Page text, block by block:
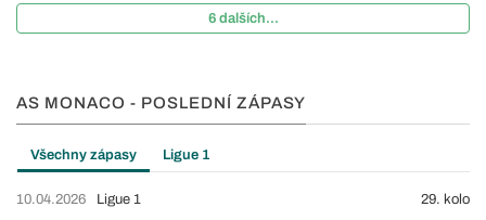
6 dalších...
AS MONACO - POSLEDNÍ ZÁPASY
Všechny zápasy Ligue 1
10.04.2026 Ligue 1 29. kolo